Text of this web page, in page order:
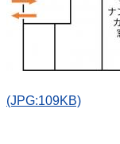
(JPG:109KB)